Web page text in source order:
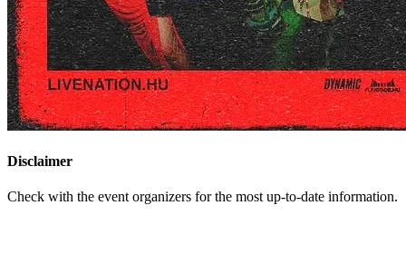
Disclaimer
Check with the event organizers for the most up-to-date information.